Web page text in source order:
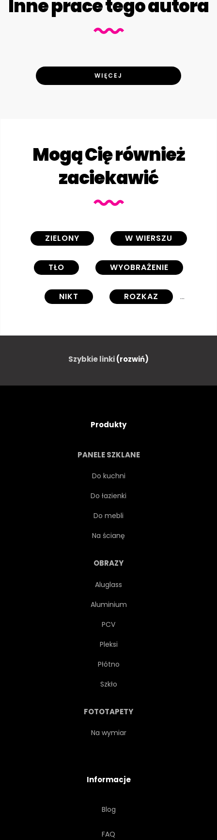
Inne prace tego autora
WIĘCEJ
Mogą Cię również
zaciekawić
ZIELONY W WIERSZU
TŁO WYOBRAŻENIE
NIKT ROZKAZ
WZÓR
POWTARZANIA ZGODNOŚĆ
W PLASTERKACH
ESSEN
Szybkie linki(rozwiń)
Produkty
PANELE SZKLANE
Do kuchni
Do łazienki
Do mebli
Na ścianę
OBRAZY
Aluglass
Aluminium
PCV
Pleksi
Płótno
Szkło
FOTOTAPETY
Na wymiar
Informacje
Blog
FAQ